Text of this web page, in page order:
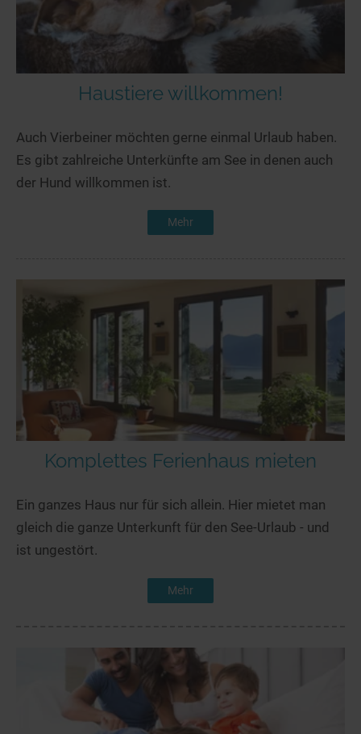
Haustiere willkommen!
Auch Vierbeiner möchten gerne einmal Urlaub haben.
Es gibt zahlreiche Unterkünfte am See in denen auch
der Hund willkommen ist.
Mehr
Komplettes Ferienhaus mieten
Ein ganzes Haus nur für sich allein. Hier mietet man
gleich die ganze Unterkunft für den See-Urlaub - und
ist ungestört.
Mehr